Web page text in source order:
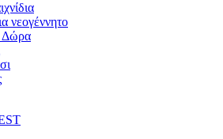
νεογέννητο
Δώρα